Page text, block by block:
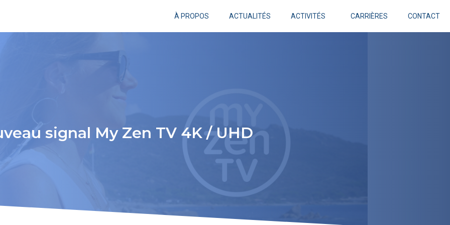
À PROPOS ACTUALITÉS ACTIVITÉS CARRIÈRES CONTACT
signal My Zen TV 4K / UHD